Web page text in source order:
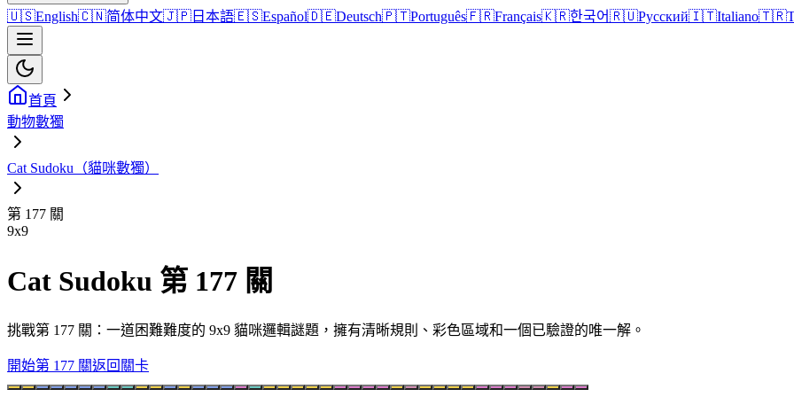
🇺🇸English🇨🇳简体中文🇯🇵 日本語🇪🇸Español🇩🇪Deutsch🇵🇹Português🇫🇷Français🇰🇷한국어🇷🇺Русский🇮🇹Italiano🇹🇷
首頁
動物數獨
Cat Sudoku（貓咪數獨）
第 177 關
9x9
Cat Sudoku 第 177 關
挑戰第 177 關：一道困難難度的 9x9 貓咪邏輯謎題，擁有清晰規則、彩色區域和一個已驗證的唯一解。
開始第 177 關返回關卡